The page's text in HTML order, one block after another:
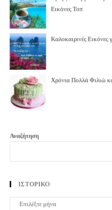
Εικόνες Τοπ
Καλοκαιρινές
Χρόνια Πολλά Φιλιώ
Αναζήτηση
ΙΣΤΟΡΙΚΟ
ΙΣΤΟΡΙΚΟ